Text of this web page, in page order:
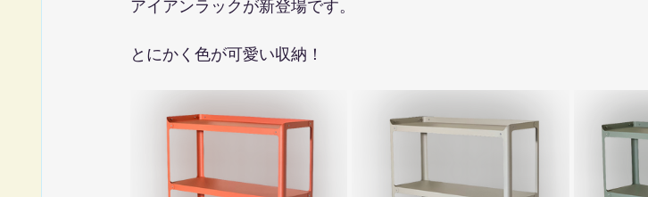
アイアンラックが新登場です。
とにかく色が可愛い収納！